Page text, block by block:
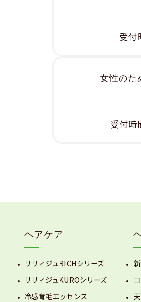
受付
女性のた
受付時
ヘアケア
リリィジュRICHシリーズ
リリィジュKUROシリーズ
冷感育毛エッセンス